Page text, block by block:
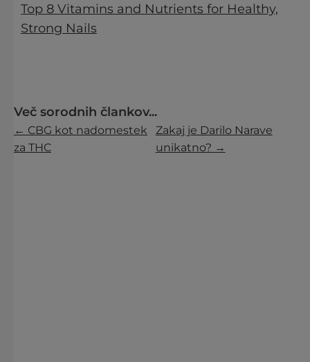
Top 8 Vitamins and Nutrients for Healthy,
Strong Nails
Več sorodnih člankov...
← CBG kot nadomestek
za THC
Zakaj je Darilo Narave
unikatno? →